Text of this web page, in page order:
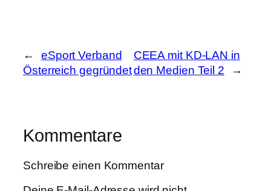
←
eSport Verband
Österreich gegründet
CEEA mit KD-LAN in
den Medien Teil 2
→
Kommentare
Schreibe einen Kommentar